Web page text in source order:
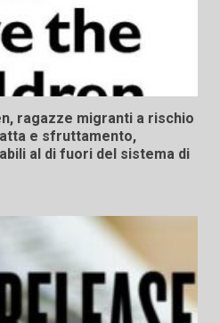
ragazze migranti a rischio
e sfruttamento,
al di fuori del sistema di